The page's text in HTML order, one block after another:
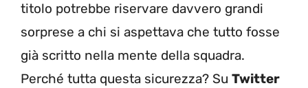
titolo potrebbe riservare davvero grandi
sorprese a chi si aspettava che tutto fosse
già scritto nella mente della squadra.
Perché tutta questa sicurezza? Su Twitter